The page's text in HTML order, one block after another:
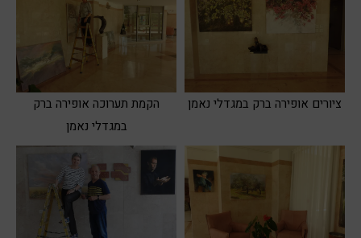
הקמת תערוכה אופירה ברק
במגדלי נאמן
ציורים אופירה ברק במגדלי נאמן